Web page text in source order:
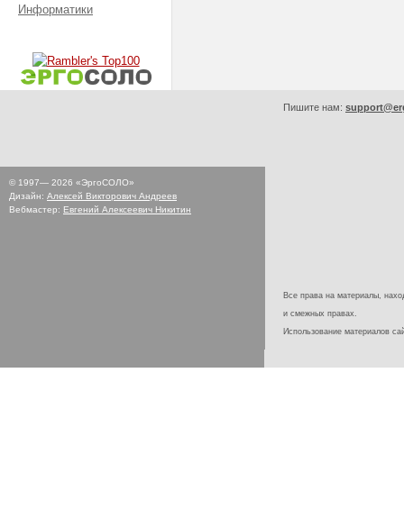
Информатики
© 1997— 2026 «ЭргоСОЛО»
Дизайн: Алексей Викторович Андреев
Вебмастер: Евгений Алексеевич Никитин
Пишите нам:
Все права на материалы,
и смежных правах.
Использование материалов